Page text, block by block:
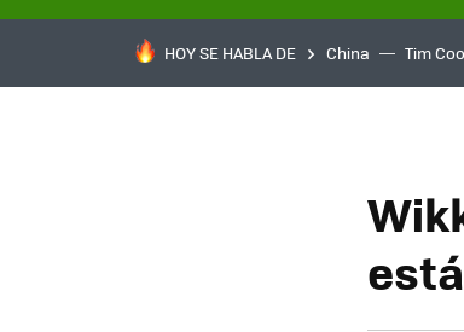
HOY SE HABLA DE China Tim